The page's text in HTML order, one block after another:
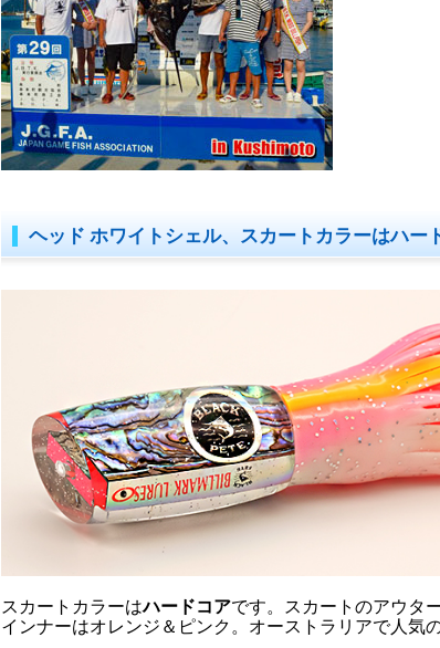
ヘッド ホワイトシェル、スカートカラーはハー
スカートカラーはハードコアです。スカートのアウタ
インナーはオレンジ＆ピンク。オーストラリアで人気